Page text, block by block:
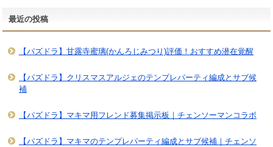
最近の投稿
【パズドラ】甘露寺蜜璃(かんろじみつり)評価！おすすめ潜在覚醒
【パズドラ】クリスマスアルジェのテンプレパーティ編成とサブ候
補
【パズドラ】マキマ用フレンド募集掲示板｜チェンソーマンコラボ
【パズドラ】マキマのテンプレパーティ編成とサブ候補｜チェンソ